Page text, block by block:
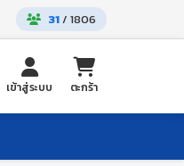
31/ 1806
เข้าสู่ระบบ ตะกร้า